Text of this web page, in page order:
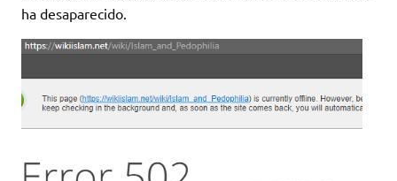
ha desaparecido.